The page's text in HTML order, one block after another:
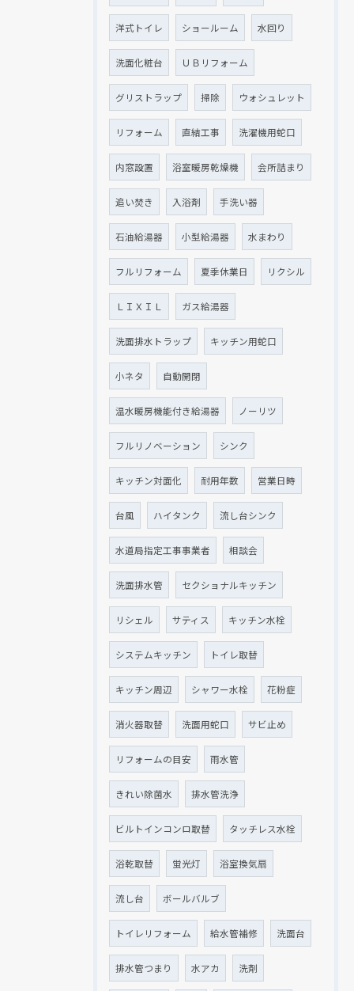
洋式トイレ ショールーム 水回り
洗面化粧台 ＵＢリフォーム
グリストラップ 掃除 ウォシュレット
リフォーム 直結工事 洗濯機用蛇口
内窓設置 浴室暖房乾燥機 会所詰まり
追い焚き 入浴剤 手洗い器
石油給湯器 小型給湯器 水まわり
フルリフォーム 夏季休業日 リクシル
ＬＩＸＩＬ ガス給湯器
洗面排水トラップ キッチン用蛇口
小ネタ 自動開閉
温水暖房機能付き給湯器 ノーリツ
フルリノベーション シンク
キッチン対面化 耐用年数 営業日時
台風 ハイタンク 流し台シンク
水道局指定工事事業者 相談会
洗面排水管 セクショナルキッチン
リシェル サティス キッチン水栓
システムキッチン トイレ取替
キッチン周辺 シャワー水栓 花粉症
消火器取替 洗面用蛇口 サビ止め
リフォームの目安 雨水管
きれい除菌水 排水管洗浄
ビルトインコンロ取替 タッチレス水栓
浴乾取替 蛍光灯 浴室換気扇
流し台 ボールバルブ
トイレリフォーム 給水管補修 洗面台
排水管つまり 水アカ 洗剤